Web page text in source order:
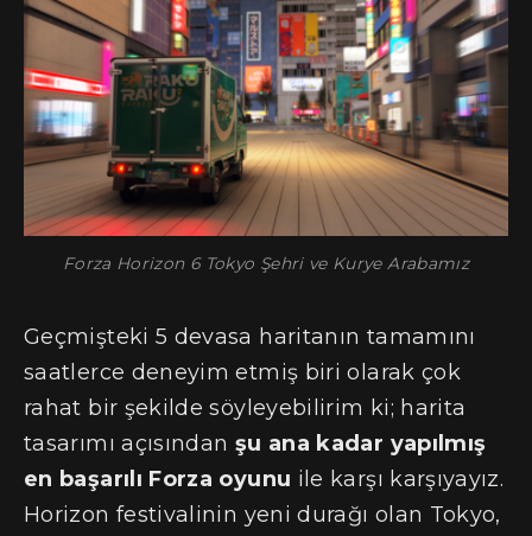
Forza Horizon 6 Tokyo Şehri ve Kurye Arabamız
Geçmişteki 5 devasa haritanın tamamını
saatlerce deneyim etmiş biri olarak çok
rahat bir şekilde söyleyebilirim ki; harita
tasarımı açısından şu ana kadar yapılmış
en başarılı Forza oyunu ile karşı karşıyayız.
Horizon festivalinin yeni durağı olan Tokyo,